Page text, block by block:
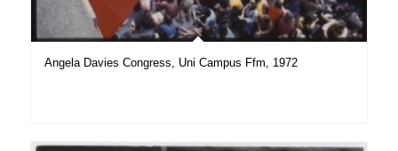
Angela Davies Congress, Uni Campus Ffm, 1972